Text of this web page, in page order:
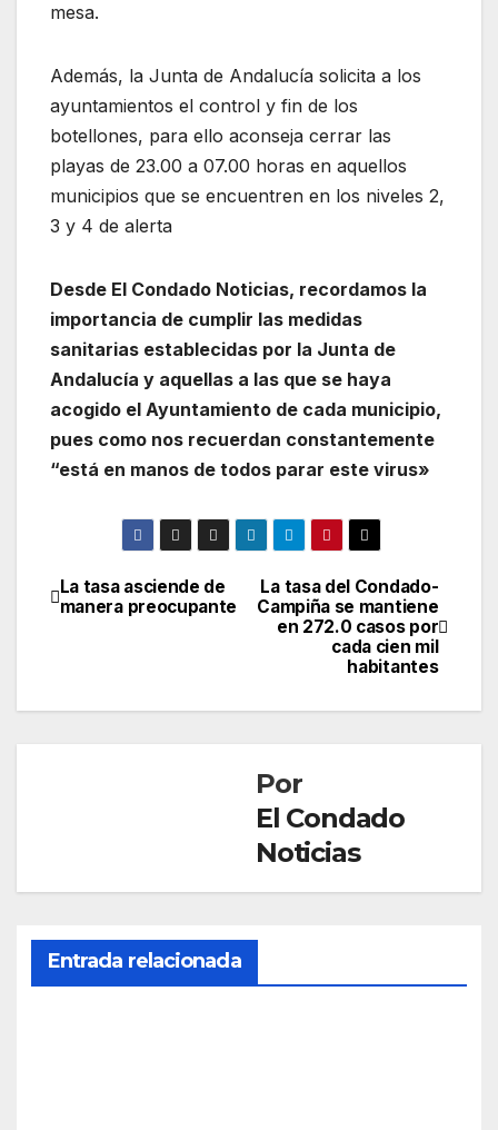
mesa.
Además, la Junta de Andalucía solicita a los
ayuntamientos el control y fin de los
botellones, para ello aconseja cerrar las
playas de 23.00 a 07.00 horas en aquellos
municipios que se encuentren en los niveles 2,
3 y 4 de alerta
Desde El Condado Noticias, recordamos la
importancia de cumplir las medidas
sanitarias establecidas por la Junta de
Andalucía y aquellas a las que se haya
acogido el Ayuntamiento de cada municipio,
pues como nos recuerdan constantemente
“está en manos de todos parar este virus»
Navegación
La tasa del Condado-
Campiña se mantiene
en 272.0 casos por
cada cien mil
habitantes
La tasa asciende de
manera preocupante
Por
El Condado
Noticias
Entrada relacionada
SANIDAD
Parit